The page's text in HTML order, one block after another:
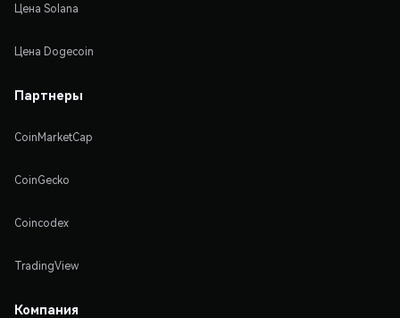
Цена Solana
Цена Dogecoin
Партнеры
CoinMarketCap
CoinGecko
Coincodex
TradingView
Компания